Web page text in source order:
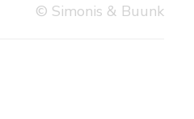
© Simonis & Buunk